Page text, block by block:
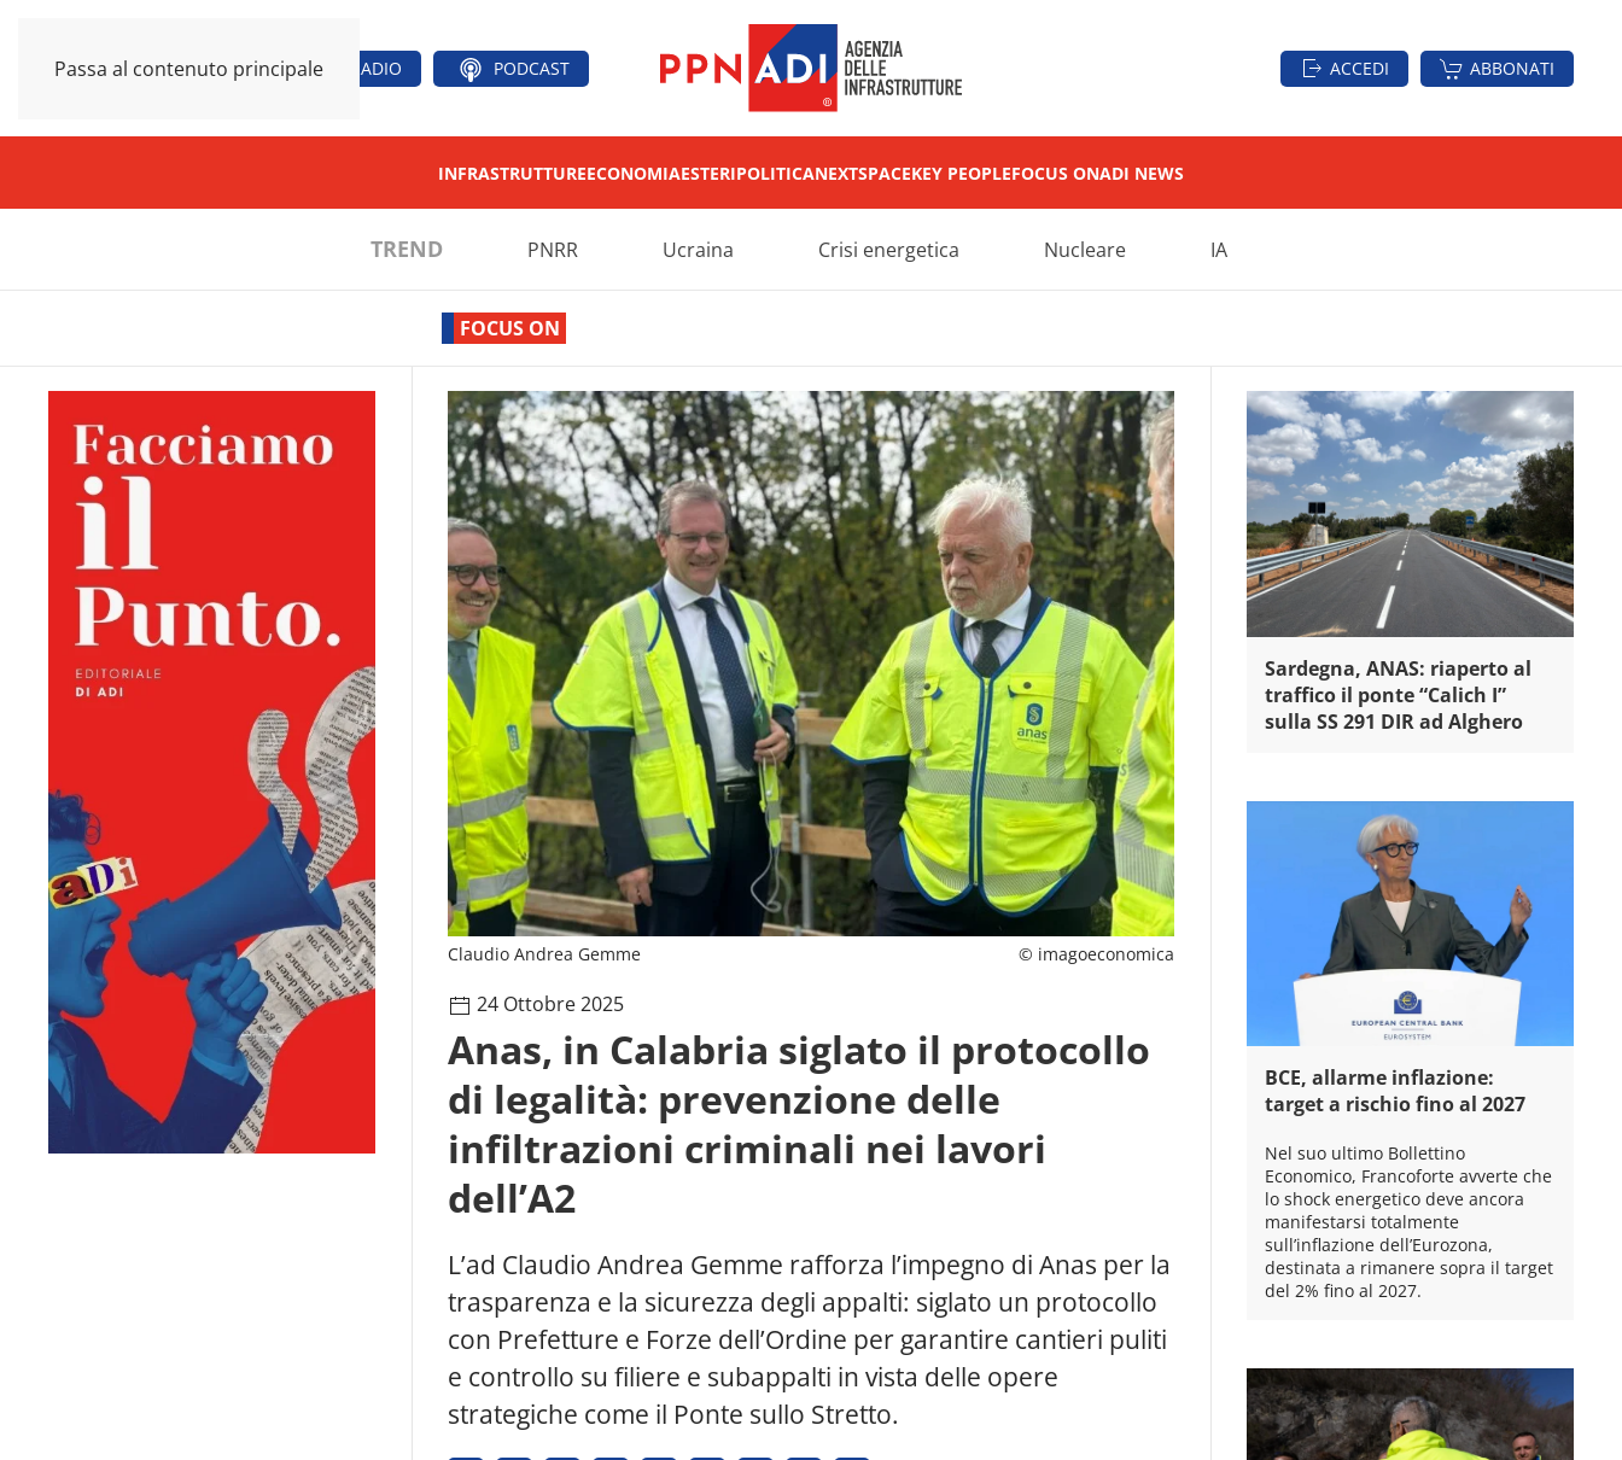
Passa al contenuto principale RADIO PODCAST ACCEDI ABBONATI
INFRASTRUTTUREECONOMIAESTERIPOLITICANEXTSPACEKEY PEOPLEFOCUS ONADI NEWS
TREND PNRR Ucraina Crisi energetica Nucleare IA
FOCUS ON
Claudio Andrea Gemme © imagoeconomica
24 Ottobre 2025
Anas, in Calabria siglato il protocollo
di legalità: prevenzione delle
infiltrazioni criminali nei lavori
dell’A2
L’ad Claudio Andrea Gemme rafforza l’impegno di Anas per la
trasparenza e la sicurezza degli appalti: siglato un protocollo
con Prefetture e Forze dell’Ordine per garantire cantieri puliti
e controllo su filiere e subappalti in vista delle opere
strategiche come il Ponte sullo Stretto.
Sardegna, ANAS: riaperto al
traffico il ponte “Calich I”
sulla SS 291 DIR ad Alghero
BCE, allarme inflazione:
target a rischio fino al 2027
Nel suo ultimo Bollettino
Economico, Francoforte avverte che
lo shock energetico deve ancora
manifestarsi totalmente
sull’inflazione dell’Eurozona,
destinata a rimanere sopra il target
del 2% fino al 2027.